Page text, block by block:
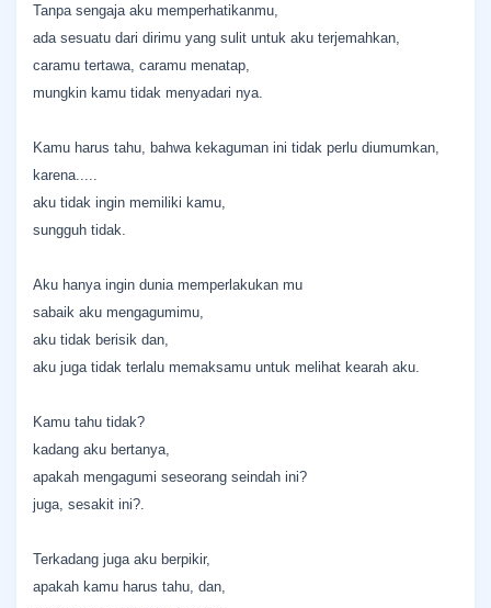
Tanpa sengaja aku memperhatikanmu,
ada sesuatu dari dirimu yang sulit untuk aku terjemahkan,
caramu tertawa, caramu menatap,
mungkin kamu tidak menyadari nya.
Kamu harus tahu, bahwa kekaguman ini tidak perlu diumumkan,
karena.....
aku tidak ingin memiliki kamu,
sungguh tidak.
Aku hanya ingin dunia memperlakukan mu
sabaik aku mengagumimu,
aku tidak berisik dan,
aku juga tidak terlalu memaksamu untuk melihat kearah aku.
Kamu tahu tidak?
kadang aku bertanya,
apakah mengagumi seseorang seindah ini?
juga, sesakit ini?.
Terkadang juga aku berpikir,
apakah kamu harus tahu, dan,